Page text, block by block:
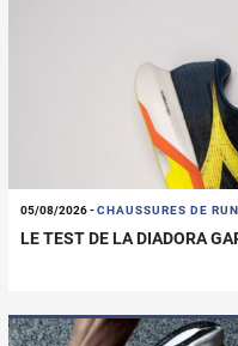
05/08/2026-CHAUSSURES DE
LE TEST DE LA DIADORA